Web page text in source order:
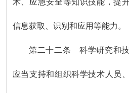
信息获取、识别和应用等能力。
第二十二条 科学研究和
应当支持和组织科学技术人员